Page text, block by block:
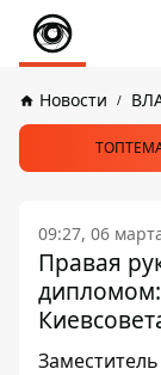
Новости
09:27, 06
Правая
дипломом: